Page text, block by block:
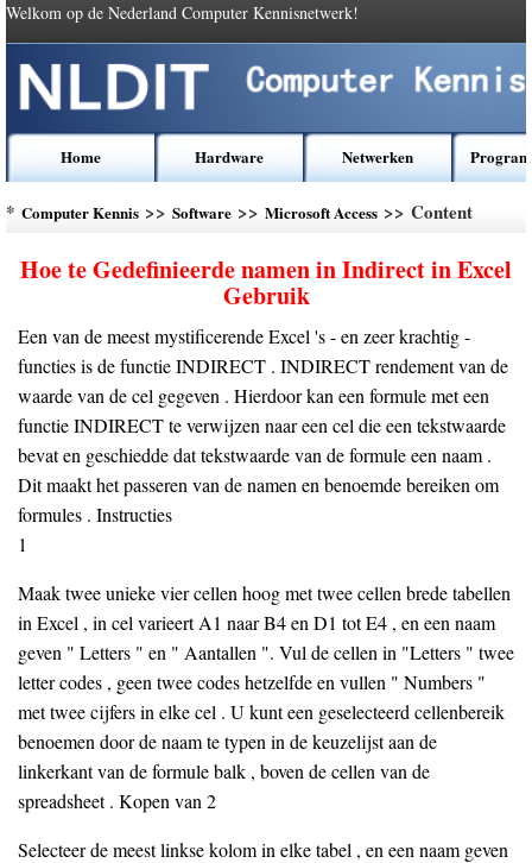
Welkom op de Nederland Computer Kennisnetwerk!
Home Hardware Netwerken
* Computer Kennis >> Software >> Microsoft Access >> Content
Hoe te Gedefinieerde namen in Indirect in Excel
Gebruik
Een van de meest mystificerende Excel 's - en zeer krachtig -
functies is de functie INDIRECT . INDIRECT rendement van de
waarde van de cel gegeven . Hierdoor kan een formule met een
functie INDIRECT te verwijzen naar een cel die een tekstwaarde
bevat en geschiedde dat tekstwaarde van de formule een naam .
Dit maakt het passeren van de namen en benoemde bereiken om
formules . Instructies
1
Maak twee unieke vier cellen hoog met twee cellen brede tabellen
in Excel , in cel varieert A1 naar B4 en D1 tot E4 , en een naam
geven " Letters " en " Aantallen ". Vul de cellen in "Letters " twee
letter codes , geen twee codes hetzelfde en vullen " Numbers "
met twee cijfers in elke cel . U kunt een geselecteerd cellenbereik
benoemen door de naam te typen in de keuzelijst aan de
linkerkant van de formule balk , boven de cellen van de
spreadsheet . Kopen van 2
Selecteer de meest linkse kolom in elke tabel , en een naam geven